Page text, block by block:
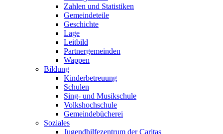
Zahlen und Statistiken
Gemeindeteile
Geschichte
Lage
Leitbild
Partnergemeinden
Wappen
Bildung
Kinderbetreuung
Schulen
Sing- und Musikschule
Volkshochschule
Gemeindebücherei
Soziales
Jugendhilfezentrum der Caritas